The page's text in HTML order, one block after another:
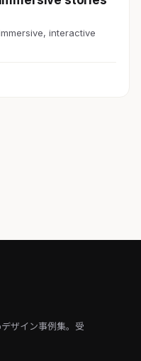
interactive
ザイン事例集。受